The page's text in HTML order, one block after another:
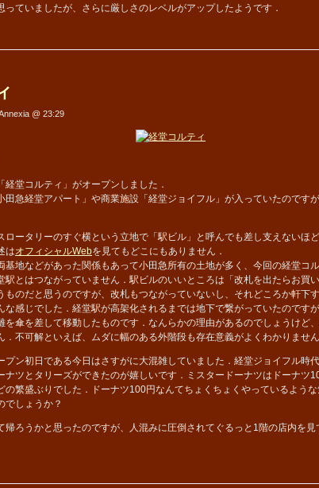
っていましたが、さらに厳しさのレベルがアップしたようです．
@ 23:29
堂コルティ」がオープンしました．
急経堂アパート」や商業施設「経堂ジョイフル」が入っていたのです
ータリーのすぐ横という立地で「駅ビル」と呼んでも差し支えないほ
はオフィシャルWebを見てもどこにもありません．
地などがあった関係もあって小田急所有の土地が多く、今回の経堂コ
駅とはつながっていません．駅ビルのいいところは「改札を出たらお買
ものだと思うのですが、改札もつながっていないし、それどころか軒下
な感じでした．経堂駅が高架化されるまでは地下で繋がっていたのです
を傘を差して移動したものです．なんらかの理由があるのでしょうけど
．不可解といえば、ムダに幅のある外階段も存在意義がよくわかりません
ン初日である今日はさすがに大混雑していました．経堂ジョイフル時代
ナツとタリーズができたのが嬉しいです．ミスタードーナツはドーナツ
の繁盛ぶりでした．ドーナツ100円なんてちょくちょくやっているよう
でしょうか？
ろうかと思ったのですが、人混みに圧倒されてぐるっと1階の店内を見